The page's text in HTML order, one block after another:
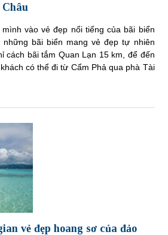
vào vẻ đẹp nổi tiếng của bãi biển
những bãi biển mang vẻ đẹp tự nhiên
cách bãi tắm Quan Lạn 15 km, để đến
có thể đi từ Cẩm Phả qua phà Tài
vẻ đẹp hoang sơ của đảo